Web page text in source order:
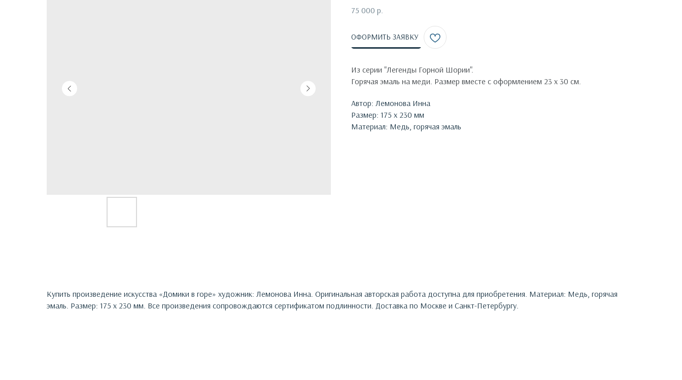
75 000 р.
ОФОРМИТЬ ЗАЯВКУ
Из серии "Легенды Горной Шории".
Горячая эмаль на меди. Размер вместе с оформлением 23 х 30 см.
Автор: Лемонова Инна
Размер: 175 х 230 мм
Материал: Медь, горячая эмаль
Купить произведение искусства «Домики в горе» художник: Лемонова Инна. Оригинальная авторская работа доступна для приобретения. Материал: Медь, горячая
эмаль. Размер: 175 х 230 мм. Все произведения сопровождаются сертификатом подлинности. Доставка по Москве и Санкт-Петербургу.